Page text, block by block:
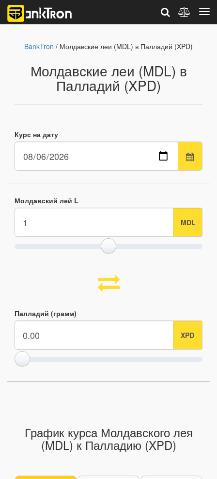
BankTron / Молдавские леи (MDL) в Палладий (XPD)
Молдавские леи (MDL) в
Палладий (XPD)
Курс на дату
Молдавский лей L
Палладий (грамм)
График курса Молдавского лея
(MDL) к Палладию (XPD)